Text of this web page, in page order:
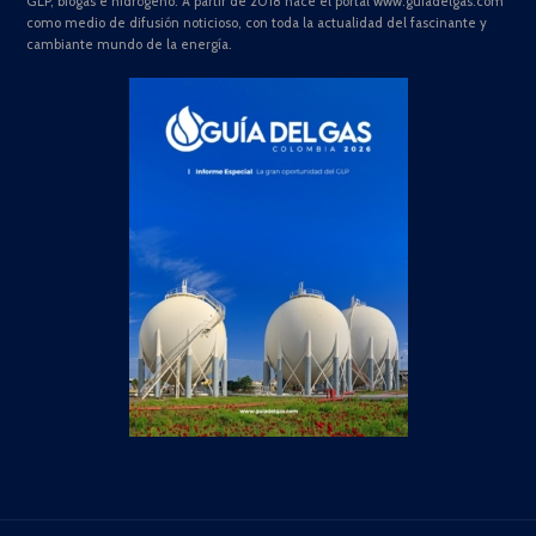
como medio de difusión noticioso, con toda la actualidad del fascinante y
cambiante mundo de la energía.